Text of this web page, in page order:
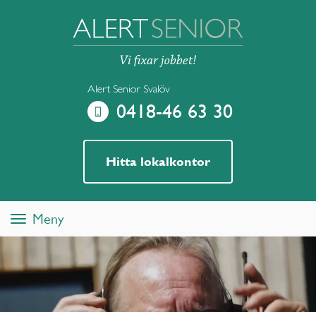
Alert Senior Svalöv
0418-46 63 30
Hitta lokalkontor
ToggleMeny